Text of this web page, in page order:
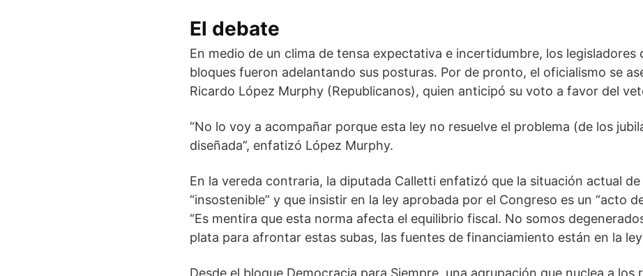
El debate
En medio de un clima de tensa expectativa e incertidumbre, los legisladores
bloques fueron adelantando sus posturas. Por de pronto, el oficialismo se
Ricardo López Murphy (Republicanos), quien anticipó su voto a favor del
“No lo voy a acompañar porque esta ley no resuelve el problema (de los
diseñada”, enfatizó López Murphy.
En la vereda contraria, la diputada Calletti enfatizó que la situación actual de
“insostenible” y que insistir en la ley aprobada por el Congreso es un “acto
“Es mentira que esta norma afecta el equilibrio fiscal. No somos
plata para afrontar estas subas, las fuentes de financiamiento están en la
Desde el bloque Democracia para Siempre, una agrupación que nuclea a los